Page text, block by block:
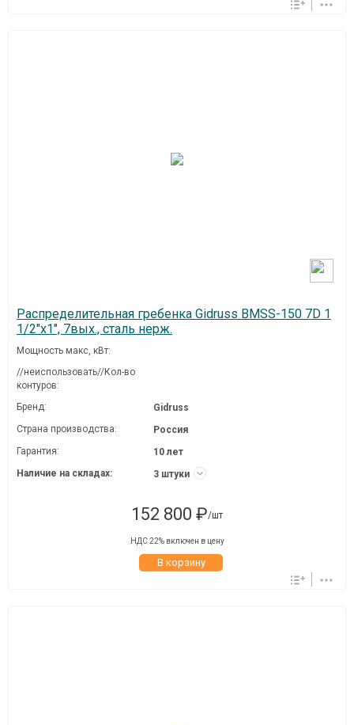
Распределительная гребенка Gidruss BMSS-150 7D 1
1/2"х1", 7вых., сталь нерж.
Мощность макс, кВт:
//неиспользовать//Кол-во
контуров:
Бренд:
Gidruss
Страна производства:
Россия
Гарантия:
10 лет
Наличие на складах:
3 штуки
152 800 ₽/шт
НДС 22% включен в цену
В корзину